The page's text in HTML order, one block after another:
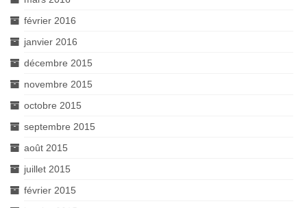
février 2016
janvier 2016
décembre 2015
novembre 2015
octobre 2015
septembre 2015
août 2015
juillet 2015
février 2015